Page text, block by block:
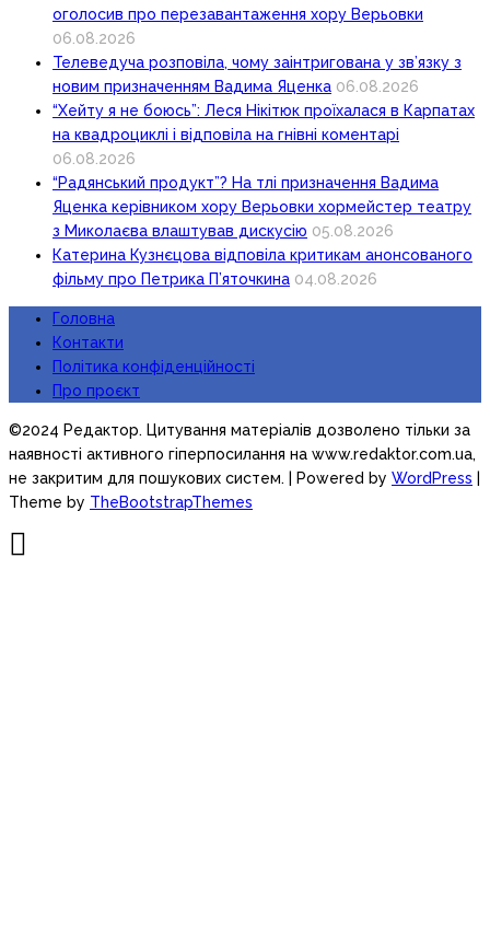
оголосив про перезавантаження хору Верьовки
06.08.2026
Телеведуча розповіла, чому заінтригована у зв’язку з
новим призначенням Вадима Яценка 06.08.2026
“Хейту я не боюсь”: Леся Нікітюк проїхалася в Карпатах
на квадроциклі і відповіла на гнівні коментарі
06.08.2026
“Радянський продукт”? На тлі призначення Вадима
Яценка керівником хору Верьовки хормейстер театру
з Миколаєва влаштував дискусію 05.08.2026
Катерина Кузнєцова відповіла критикам анонсованого
фільму про Петрика П’яточкина 04.08.2026
Головна
Контакти
Політика конфіденційності
Про проєкт
©2024 Редактор. Цитування матеріалів дозволено тільки за
наявності активного гіперпосилання на www.redaktor.com.ua,
не закритим для пошукових систем. | Powered by WordPress
Theme by TheBootstrapThemes